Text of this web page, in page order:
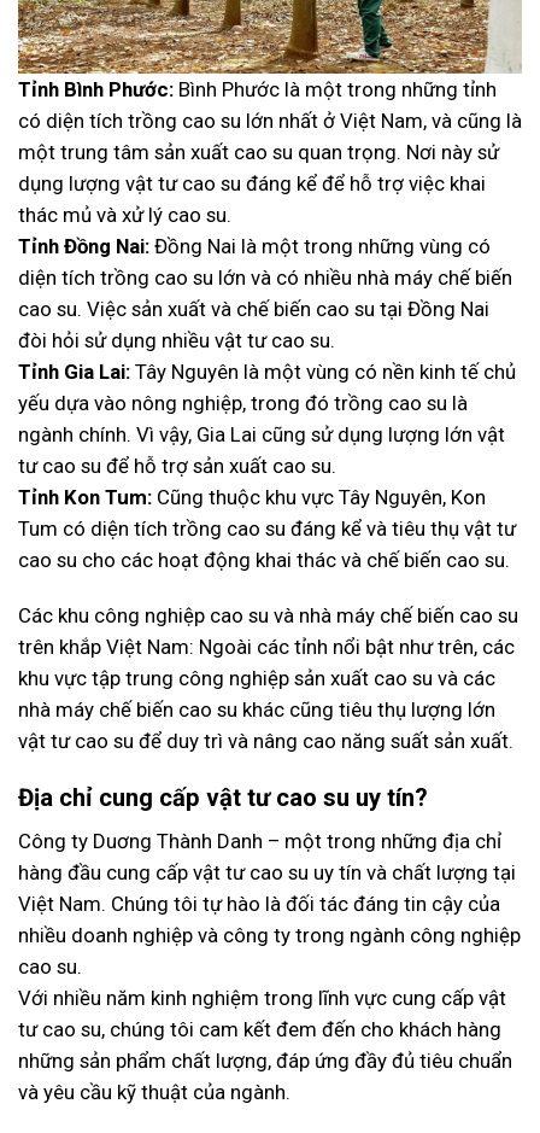
Tỉnh Bình Phước: Bình Phước là một trong những tỉnh
có diện tích trồng cao su lớn nhất ở Việt Nam, và cũng là
một trung tâm sản xuất cao su quan trọng. Nơi này sử
dụng lượng vật tư cao su đáng kể để hỗ trợ việc khai
thác mủ và xử lý cao su.
Tỉnh Đồng Nai: Đồng Nai là một trong những vùng có
diện tích trồng cao su lớn và có nhiều nhà máy chế biến
cao su. Việc sản xuất và chế biến cao su tại Đồng Nai
đòi hỏi sử dụng nhiều vật tư cao su.
Tỉnh Gia Lai: Tây Nguyên là một vùng có nền kinh tế chủ
yếu dựa vào nông nghiệp, trong đó trồng cao su là
ngành chính. Vì vậy, Gia Lai cũng sử dụng lượng lớn vật
tư cao su để hỗ trợ sản xuất cao su.
Tỉnh Kon Tum: Cũng thuộc khu vực Tây Nguyên, Kon
Tum có diện tích trồng cao su đáng kể và tiêu thụ vật tư
cao su cho các hoạt động khai thác và chế biến cao su.
Các khu công nghiệp cao su và nhà máy chế biến cao su
trên khắp Việt Nam: Ngoài các tỉnh nổi bật như trên, các
khu vực tập trung công nghiệp sản xuất cao su và các
nhà máy chế biến cao su khác cũng tiêu thụ lượng lớn
vật tư cao su để duy trì và nâng cao năng suất sản xuất.
Địa chỉ cung cấp vật tư cao su uy tín?
Công ty Duơng Thành Danh – một trong những địa chỉ
hàng đầu cung cấp vật tư cao su uy tín và chất lượng tại
Việt Nam. Chúng tôi tự hào là đối tác đáng tin cậy của
nhiều doanh nghiệp và công ty trong ngành công nghiệp
cao su.
Với nhiều năm kinh nghiệm trong lĩnh vực cung cấp vật
tư cao su, chúng tôi cam kết đem đến cho khách hàng
những sản phẩm chất lượng, đáp ứng đầy đủ tiêu chuẩn
và yêu cầu kỹ thuật của ngành.